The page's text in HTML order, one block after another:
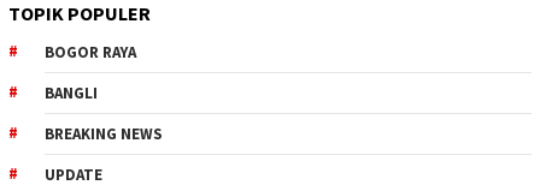
TOPIK POPULER
BOGOR RAYA
BANGLI
BREAKING NEWS
UPDATE